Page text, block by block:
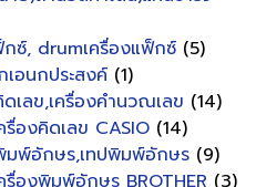
ซ์, drumเครื่องแฟ็กซ์ (5)
เอนกประสงค์ (1)
ดเลข,เครื่องคำนวณเลข (14)
รื่องคิดเลข CASIO (14)
มพ์อักษร,เทปพิมพ์อักษร (9)
รื่องพิมพ์อักษร BROTHER (3)